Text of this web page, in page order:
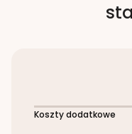
Koszty dodatkowe